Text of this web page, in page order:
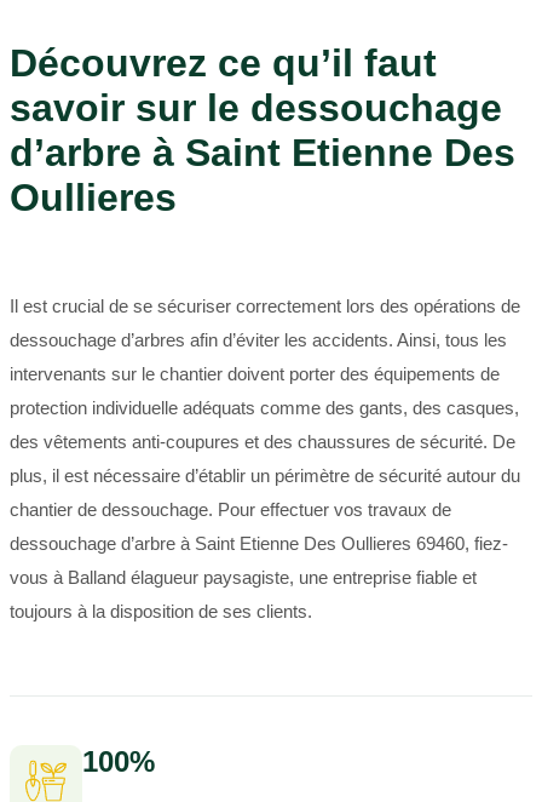
Découvrez ce qu’il faut
savoir sur le dessouchage
d’arbre à Saint Etienne Des
Oullieres
Il est crucial de se sécuriser correctement lors des opérations de
dessouchage d’arbres afin d’éviter les accidents. Ainsi, tous les
intervenants sur le chantier doivent porter des équipements de
protection individuelle adéquats comme des gants, des casques,
des vêtements anti-coupures et des chaussures de sécurité. De
plus, il est nécessaire d’établir un périmètre de sécurité autour du
chantier de dessouchage. Pour effectuer vos travaux de
dessouchage d’arbre à Saint Etienne Des Oullieres 69460, fiez-
vous à Balland élagueur paysagiste, une entreprise fiable et
toujours à la disposition de ses clients.
100%